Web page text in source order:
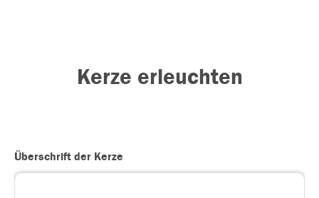
Kerze erleuchten
Überschrift der Kerze